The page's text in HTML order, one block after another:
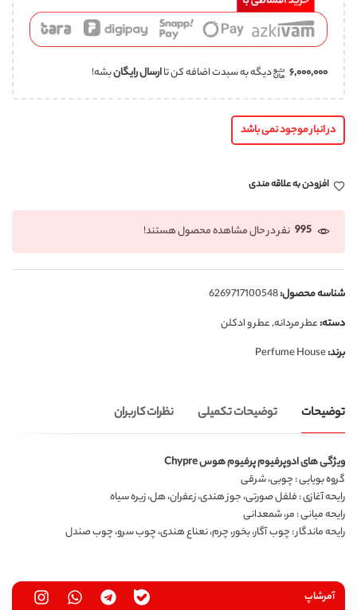
۶,۰۰۰,۰۰۰ دیگه به سبدت اضافه کن تاارسال رایگانبشه!
در انبار موجود نمی باشد
افزودن به علاقه مندی
995 نفر در حال مشاهده محصول هستند!
شناسه محصول:6269717100548
دسته:عطر مردانه,عطر و ادکلن
برند:Perfume House
توضیحات توضیحات تکمیلی نظرات کاربران
ویژگی های ادوپرفیوم پرفیوم هوس Chypre
گروه بویایی : چوبی، شرقی
رایحه آغازی : فلفل صورتی، جوز هندی، زعفران، هل، زیره سیاه
رایحه میانی : مر، شمعدانی
رایحه ماندگار : چوب آگار، بخور، چرم، نعناع هندی، چوب سرو، چوب صندل
آمرشاپ